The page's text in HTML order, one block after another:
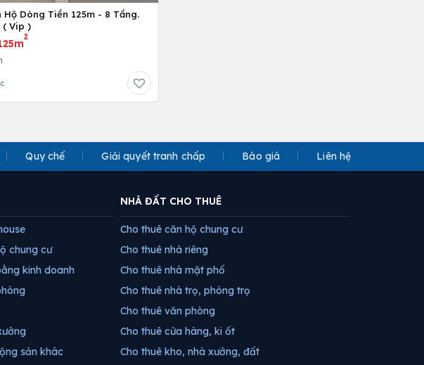
Hộ Dòng Tiền 125m - 8 Tầng.
( Vip )
2
Quy chế Giải quyết tranh chấp Báo giá Liên hệ
chung cư
kinh doanh
sản khác
NHÀ ĐẤT CHO THUÊ
Cho thuê căn hộ chung cư
Cho thuê nhà riêng
Cho thuê nhà mặt phố
Cho thuê nhà trọ, phòng trọ
Cho thuê văn phòng
Cho thuê cửa hàng, ki ốt
Cho thuê kho, nhà xưởng, đất